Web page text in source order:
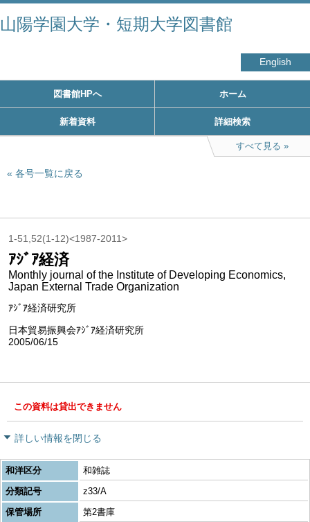
山陽学園大学・短期大学図書館
English
図書館HPへ ホーム
新着資料 詳細検索
すべて見る
各号一覧に戻る
1-51,52(1-12)<1987-2011>
ｱｼﾞｱ経済
Monthly journal of the Institute of Developing Economics,
Japan External Trade Organization
ｱｼﾞｱ経済研究所
日本貿易振興会ｱｼﾞｱ経済研究所
2005/06/15
この資料は貸出できません
詳しい情報を閉じる
和洋区分
和雑誌
分類記号
z33/A
保管場所
第2書庫